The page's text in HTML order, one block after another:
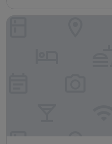
Hotel Riu Plaza The Gresham